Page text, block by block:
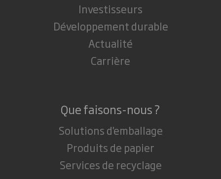
Investisseurs
Développement durable
Actualité
Carrière
Que faisons-nous ?
Solutions d'emballage
Produits de papier
Services de recyclage